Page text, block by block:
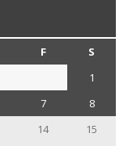
F
S
1
7
8
14
15